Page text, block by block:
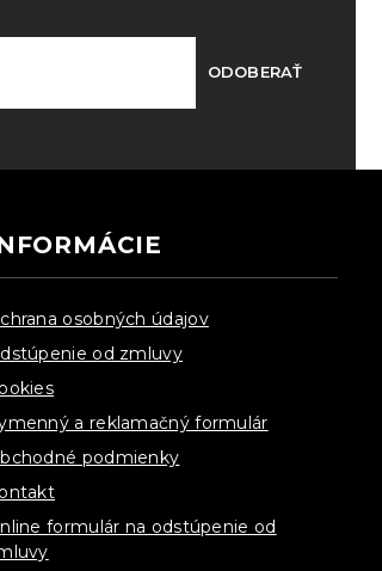
ODOBERAŤ
osobných údajov
od zmluvy
a reklamačný formulár
podmienky
formulár na odstúpenie od